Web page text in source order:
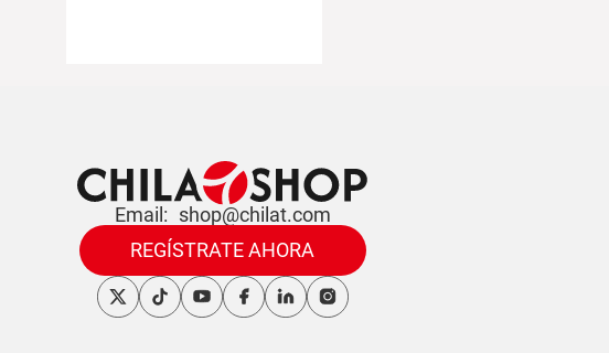
Email: shop@chilat.com
REGÍSTRATE AHORA